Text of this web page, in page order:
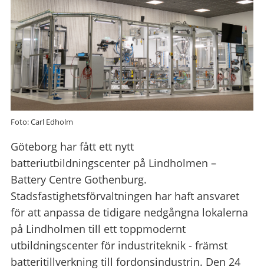
Foto: Carl Edholm
Göteborg har fått ett nytt
batteriutbildningscenter på Lindholmen –
Battery Centre Gothenburg.
Stadsfastighetsförvaltningen har haft ansvaret
för att anpassa de tidigare nedgångna lokalerna
på Lindholmen till ett toppmodernt
utbildningscenter för industriteknik - främst
batteritillverkning till fordonsindustrin. Den 24